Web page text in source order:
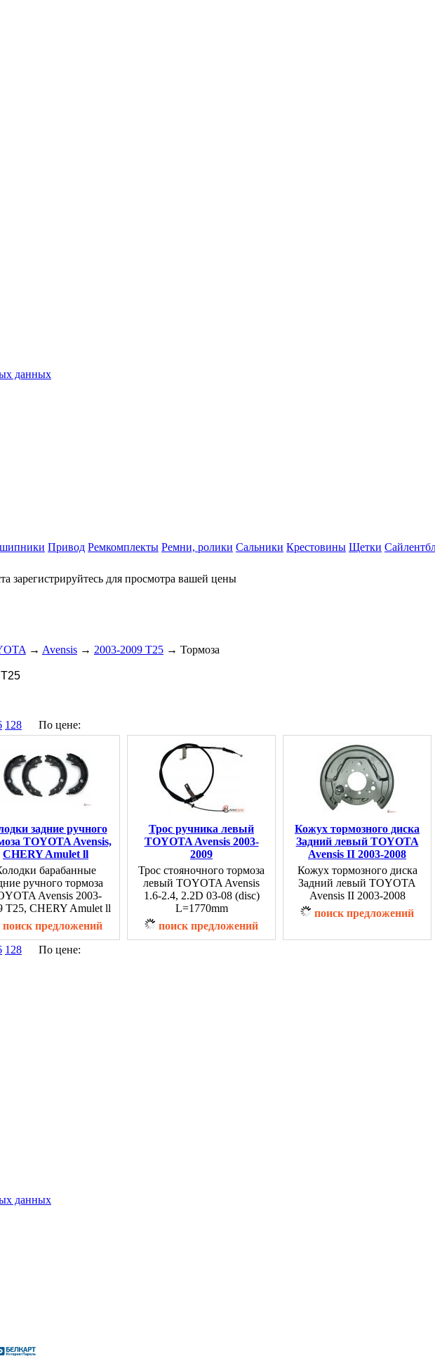
данных
Привод Ремкомплекты Ремни, ролики Сальники Крестовины Щетки
зарегистрируйтесь для просмотра вашей цены
→ Avensis → 2003-2009 T25 → Тормоза
128 По цене:
задние ручного
TOYOTA Avensis,
CHERY Amulet ll
барабанные
ручного тормоза
Avensis 2003-
T25, CHERY Amulet ll
поиск предложений
Трос ручника левый
TOYOTA Avensis 2003-
2009
Трос стояночного тормоза
левый TOYOTA Avensis
1.6-2.4, 2.2D 03-08 (disc)
L=1770mm
поиск предложений
Кожух тормозного диска
Задний левый TOYOTA
Avensis II 2003-2008
Кожух тормозного диска
Задний левый TOYOTA
Avensis II 2003-2008
поиск предложений
128
По цене:
данных